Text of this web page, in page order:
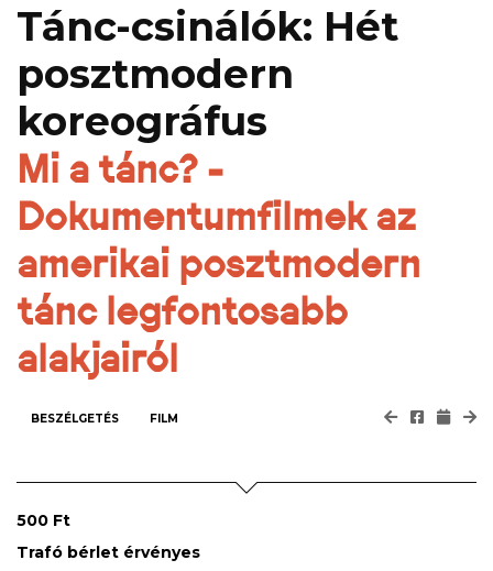
Tánc-csinálók: Hét
posztmodern
koreográfus
Mi a tánc? -
Dokumentumfilmek az
amerikai posztmodern
tánc legfontosabb
alakjairól
BESZÉLGETÉS FILM
500 Ft
Trafó bérlet érvényes